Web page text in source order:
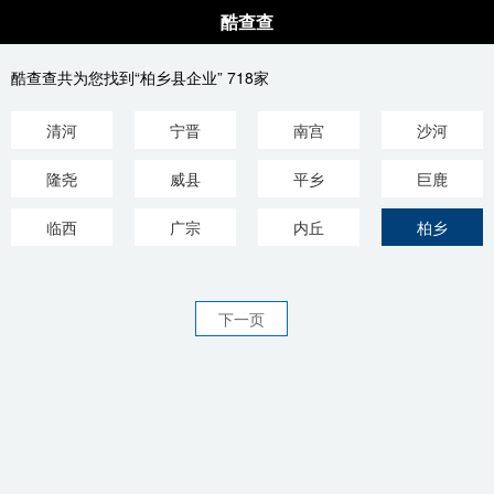
酷查查
酷查查共为您找到“柏乡县企业” 718家
清河 宁晋 南宫 沙河
隆尧 威县 平乡 巨鹿
临西 广宗 内丘 柏乡
下一页